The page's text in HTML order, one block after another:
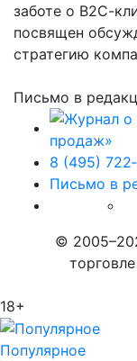
заботе о В2С-
посвящен
стратегию
Письмо в
8 (495)
Письмо в
©
18+
Популярное